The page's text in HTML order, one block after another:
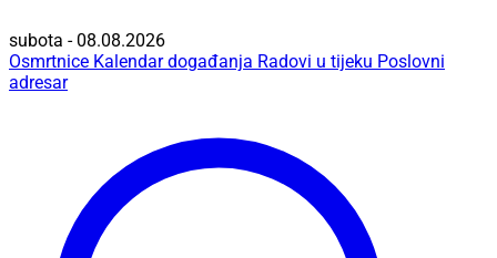
subota - 08.08.2026
Osmrtnice Kalendar događanja Radovi u tijeku Poslovni
adresar